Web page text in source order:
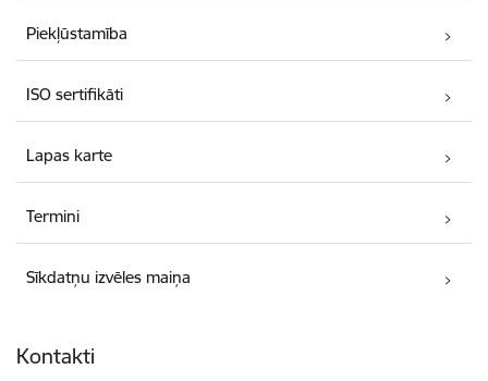
Piekļūstamība
ISO sertifikāti
Lapas karte
Termini
Sīkdatņu izvēles maiņa
Kontakti